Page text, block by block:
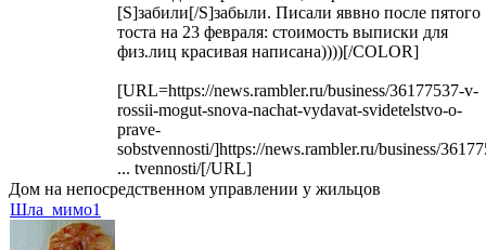
[S]забили[/S]забыли. Писали яввно после пятого
тоста на 23 февраля: стоимость выписки для
физ.лиц красивая написана))))[/COLOR]
[URL=https://news.rambler.ru/business/36177537-v-
rossii-mogut-snova-nachat-vydavat-svidetelstvo-o-
prave-
sobstvennosti/]https://news.rambler.ru/business/
... tvennosti/[/URL]
Дом на непосредственном управлении у жильцов
Шла_мимо1